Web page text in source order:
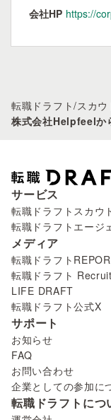
会社HP https://
転職ドラフト/スカウ
株式会社Helpfeelか
サービス
転職ドラフトスカウ
転職ドラフトエージ
メディア
転職ドラフト
転職ドラフト
LIFE DRAFT
転職ドラフト公式X
サポート
お知らせ
FAQ
お問い合わせ
企業としての参加に
転職ドラフトにつ